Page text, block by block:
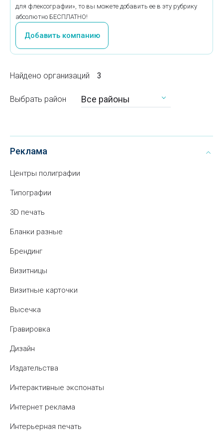
для флексографии», то вы можете добавить ее в эту рубрику
абсолютно БЕСПЛАТНО!
Добавить компанию
Найдено организаций 3
Выбрать район Все районы
Реклама
Центры полиграфии
Типографии
3D печать
Бланки разные
Брендинг
Визитницы
Визитные карточки
Высечка
Гравировка
Дизайн
Издательства
Интерактивные экспонаты
Интернет реклама
Интерьерная печать